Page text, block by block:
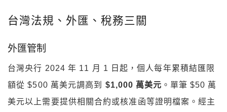
台灣法規、外匯、稅務三關
外匯管制
台灣央行 2024 年 11 月 1 日起，個人每年累積結匯限
額從 $500 萬美元調高到 $1,000 萬美元 。單筆 $50 萬
美元以上需要提供相關合約或核准函等證明檔案。經主